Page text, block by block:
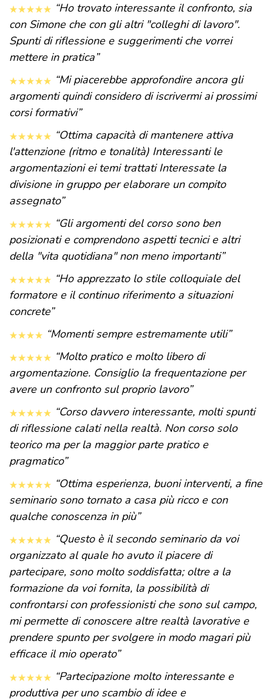
“Ho trovato interessante il confronto, sia
con Simone che con gli altri "colleghi di lavoro".
Spunti di riflessione e suggerimenti che vorrei
mettere in pratica”
“Mi piacerebbe approfondire ancora gli
argomenti quindi considero di iscrivermi ai prossimi
corsi formativi”
“Ottima capacità di mantenere attiva
l'attenzione (ritmo e tonalità) Interessanti le
argomentazioni ei temi trattati Interessate la
divisione in gruppo per elaborare un compito
assegnato”
“Gli argomenti del corso sono ben
posizionati e comprendono aspetti tecnici e altri
della "vita quotidiana" non meno importanti”
“Ho apprezzato lo stile colloquiale del
formatore e il continuo riferimento a situazioni
concrete”
“Momenti sempre estremamente utili”
“Molto pratico e molto libero di
argomentazione. Consiglio la frequentazione per
avere un confronto sul proprio lavoro”
“Corso davvero interessante, molti spunti
di riflessione calati nella realtà. Non corso solo
teorico ma per la maggior parte pratico e
pragmatico”
“Ottima esperienza, buoni interventi, a fine
seminario sono tornato a casa più ricco e con
qualche conoscenza in più”
“Questo è il secondo seminario da voi
organizzato al quale ho avuto il piacere di
partecipare, sono molto soddisfatta; oltre a la
formazione da voi fornita, la possibilità di
confrontarsi con professionisti che sono sul campo,
mi permette di conoscere altre realtà lavorative e
prendere spunto per svolgere in modo magari più
efficace il mio operato”
“Partecipazione molto interessante e
produttiva per uno scambio di idee e